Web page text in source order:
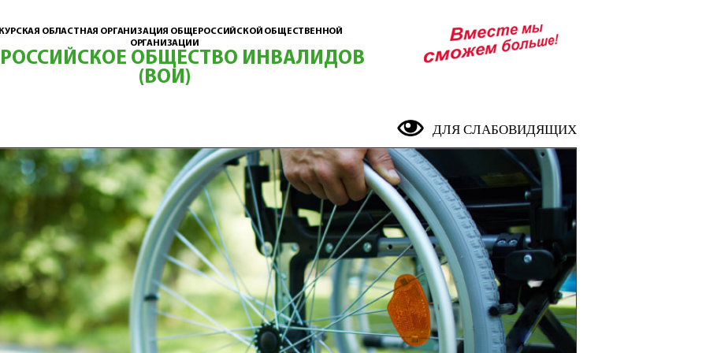
ОБЛАСТНАЯ ОРГАНИЗАЦИЯ ОБЩЕРОССИЙСКОЙ ОБЩЕСТВЕННОЙ
ОРГАНИЗАЦИИ
ОБЩЕСТВО ИНВАЛИДОВ
(ВОИ)
ДЛЯ СЛАБОВИДЯЩИХ